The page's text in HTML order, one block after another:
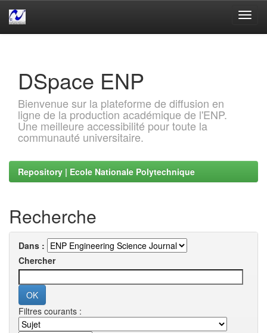
DSpace ENP
Bienvenue sur la plateforme de diffusion en
ligne de la production académique de l'ENP.
Une meilleure accessibilité pour toute la
communauté universitaire.
Repository | Ecole Nationale Polytechnique
Recherche
Dans :
Chercher
Filtres courants :